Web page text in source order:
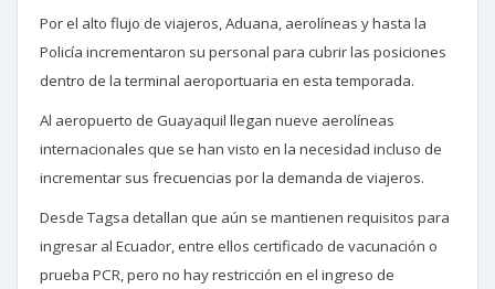
Por el alto flujo de viajeros, Aduana, aerolíneas y hasta la
Policía incrementaron su personal para cubrir las posiciones
dentro de la terminal aeroportuaria en esta temporada.
Al aeropuerto de Guayaquil llegan nueve aerolíneas
internacionales que se han visto en la necesidad incluso de
incrementar sus frecuencias por la demanda de viajeros.
Desde Tagsa detallan que aún se mantienen requisitos para
ingresar al Ecuador, entre ellos certificado de vacunación o
prueba PCR, pero no hay restricción en el ingreso de